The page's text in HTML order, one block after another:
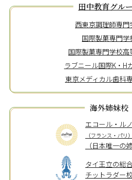
田中教育グル
西東京調理師専門
国際製菓専門学
国際製菓専門学校高
ラブニール国際K・H
東京メディカル歯科
海外姉妹校
エコール・ル
（フランス・パリ）
（日本唯一の
タイ王立の総
チットラダー